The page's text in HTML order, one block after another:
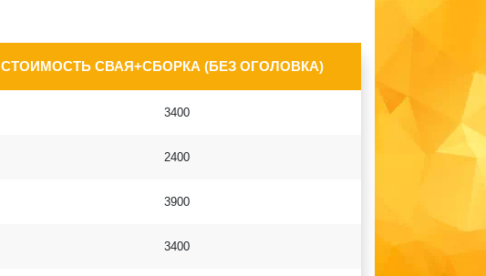
СТОИМОСТЬ СВАЯ+СБОРКА (БЕЗ ОГОЛОВКА)
3400
2400
3900
3400